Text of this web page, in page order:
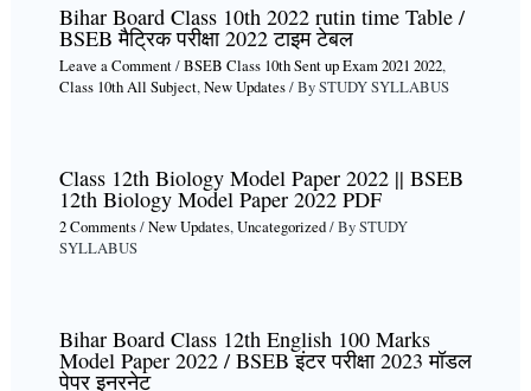
Bihar Board Class 10th 2022 rutin time Table /
BSEB मैट्रिक परीक्षा 2022 टाइम टेबल
Leave a Comment/BSEB Class 10th Sent up Exam 2021 2022,
Class 10th All Subject,New Updates/ BySTUDY SYLLABUS
Class 12th Biology Model Paper 2022 || BSEB
12th Biology Model Paper 2022 PDF
2 Comments/New Updates,Uncategorized/ BySTUDY
SYLLABUS
Bihar Board Class 12th English 100 Marks
Model Paper 2022 / BSEB इंटर परीक्षा 2023 मॉडल
पेपर इनरनेट